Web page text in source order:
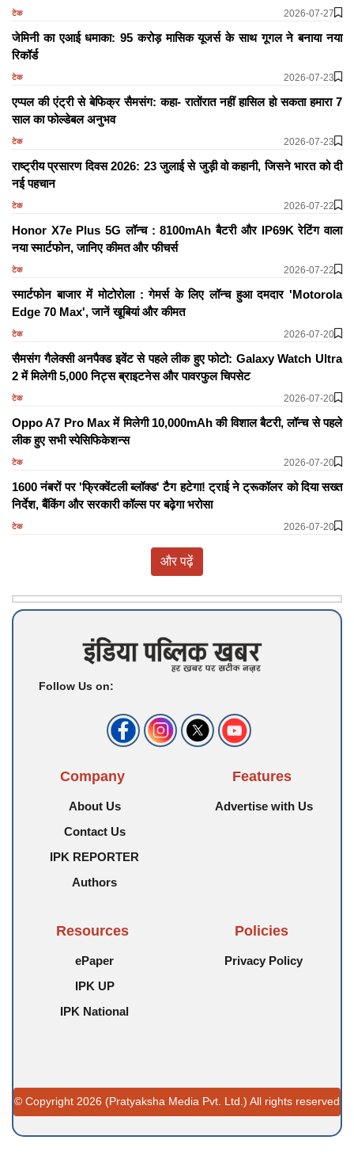
टेक 2026-07-27
जेमिनी का एआई धमाका: 95 करोड़ मासिक यूजर्स के साथ गूगल ने बनाया नया
रिकॉर्ड
टेक 2026-07-23
एप्पल की एंट्री से बेफिक्र सैमसंग: कहा- रातोंरात नहीं हासिल हो सकता हमारा 7
साल का फोल्डेबल अनुभव
टेक 2026-07-23
राष्ट्रीय प्रसारण दिवस 2026: 23 जुलाई से जुड़ी वो कहानी, जिसने भारत को दी
नई पहचान
टेक 2026-07-22
Honor X7e Plus 5G लॉन्च : 8100mAh बैटरी और IP69K रेटिंग वाला
नया स्मार्टफोन, जानिए कीमत और फीचर्स
टेक 2026-07-22
स्मार्टफोन बाजार में मोटोरोला : गेमर्स के लिए लॉन्च हुआ दमदार 'Motorola
Edge 70 Max', जानें खूबियां और कीमत
टेक 2026-07-20
सैमसंग गैलेक्सी अनपैक्ड इवेंट से पहले लीक हुए फोटो: Galaxy Watch Ultra
2 में मिलेगी 5,000 निट्स ब्राइटनेस और पावरफुल चिपसेट
टेक 2026-07-20
Oppo A7 Pro Max में मिलेगी 10,000mAh की विशाल बैटरी, लॉन्च से पहले
लीक हुए सभी स्पेसिफिकेशन्स
टेक 2026-07-20
1600 नंबरों पर 'फ्रिक्वेंटली ब्लॉक्ड' टैग हटेगा! ट्राई ने ट्रूकॉलर को दिया सख्त
निर्देश, बैंकिंग और सरकारी कॉल्स पर बढ़ेगा भरोसा
टेक 2026-07-20
और पढ़ें
Follow Us on:
Company
About Us
Contact Us
IPK REPORTER
Authors
Features
Advertise with Us
Resources
ePaper
IPK UP
IPK National
Policies
Privacy Policy
© Copyright 2026 (Pratyaksha Media Pvt. Ltd.) All rights reserved